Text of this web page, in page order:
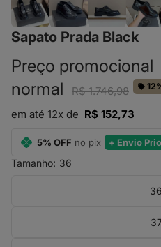
Sapato Prada Black
Preço promocional
normal
R$ 1.746,98
em até 12x de R$ 152,73
5% OFF no pix + Envio
Tamanho: 36
36